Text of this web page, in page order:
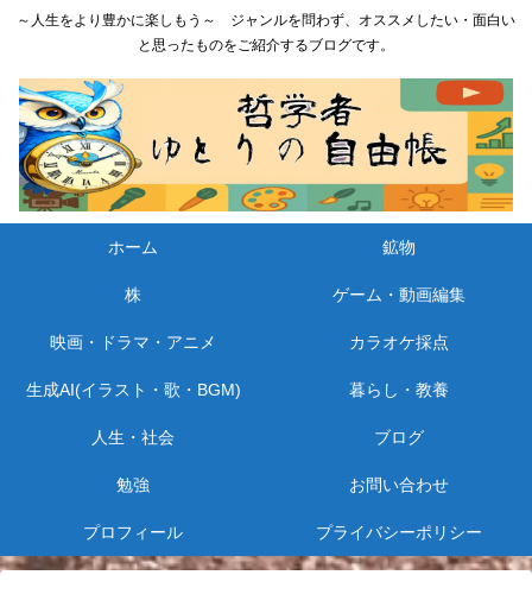
～人生をより豊かに楽しもう～ ジャンルを問わず、オススメしたい・面白い
と思ったものをご紹介するブログです。
ホーム 鉱物
株 ゲーム・動画編集
映画・ドラマ・アニメ カラオケ採点
生成AI(イラスト・歌・BGM) 暮らし・教養
人生・社会 ブログ
勉強 お問い合わせ
プロフィール プライバシーポリシー